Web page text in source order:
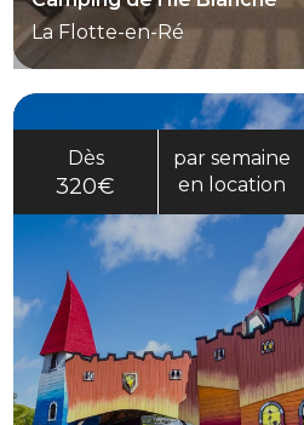
La Flotte-en-Ré
Dès
320€
par semaine
en location